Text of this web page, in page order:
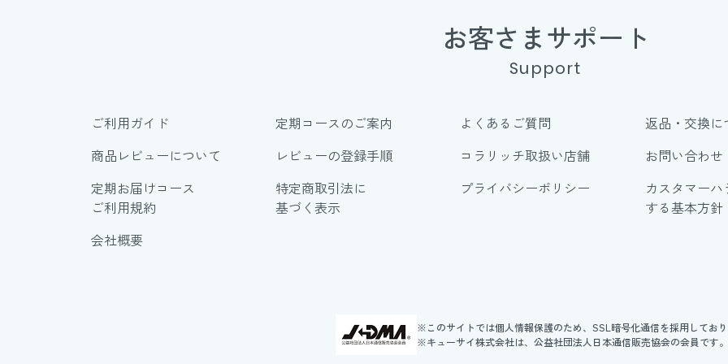
お客さまサポート
Support
ご利用ガイド 定期コースのご案内
定期お届けコース
ご利用規約
よくあるご質問
特定商取引法に
基づく表示
返品・交換に
プライバシーポリシー
カスタマー
する基本方針
商品レビューについて レビューの登録手順 コラリッチ取扱い店舗
会社概要
お問い合わせ
※このサイトでは個人情報保護のため、SSL暗号化通信を採用してお
※キューサイ株式会社は、公益社団法人日本通信販売協会の会員です。